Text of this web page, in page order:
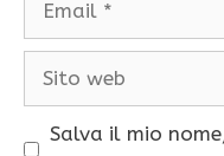
Salva il mio